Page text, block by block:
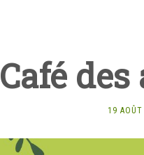
Café
19